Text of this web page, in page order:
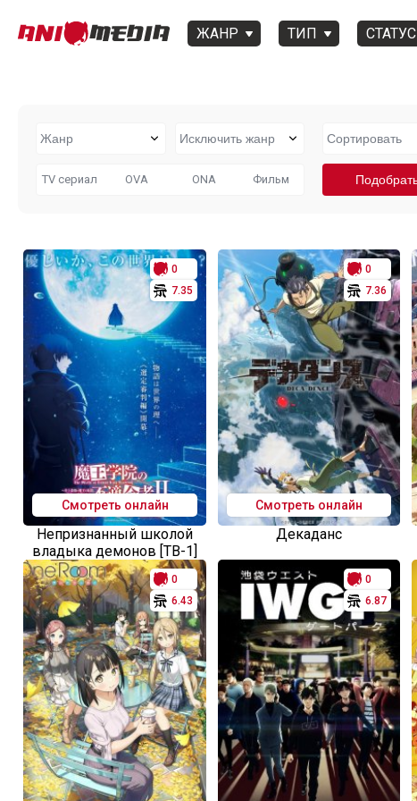
ЖАНР ТИП СТАТУС
TV сериал OVA ONA Фильм
0
7.35
Смотреть онлайн
Непризнанный школой
владыка демонов [ТВ-1]
0
7.36
Смотреть онлайн
Декаданс
0
6.43
0
6.87